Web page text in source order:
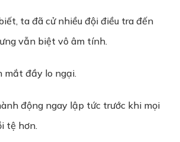
ta đã cử nhiều đội điều tra đến
vẫn biệt vô âm tính.
mắt đầy lo ngại.
động ngay lập tức trước khi mọi
tệ hơn.